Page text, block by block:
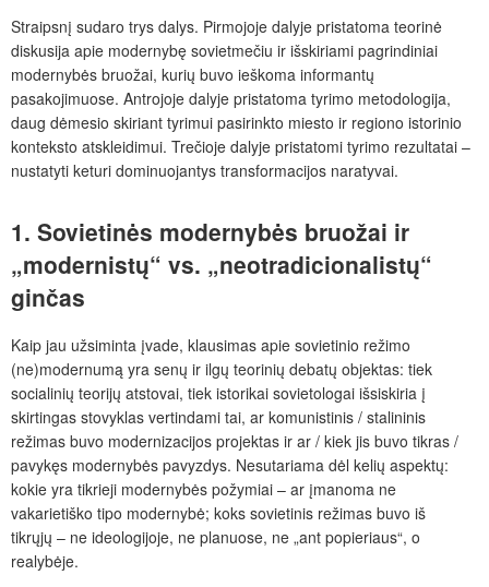
Straipsnį sudaro trys dalys. Pirmojoje dalyje pristatoma teorinė
diskusija apie modernybę sovietmečiu ir išskiriami pagrindiniai
modernybės bruožai, kurių buvo ieškoma informantų
pasakojimuose. Antrojoje dalyje pristatoma tyrimo metodologija,
daug dėmesio skiriant tyrimui pasirinkto miesto ir regiono istorinio
konteksto atskleidimui. Trečioje dalyje pristatomi tyrimo rezultatai –
nustatyti keturi dominuojantys transformacijos naratyvai.
1. Sovietinės modernybės bruožai ir
„modernistų“ vs. „neotradicionalistų“
ginčas
Kaip jau užsiminta įvade, klausimas apie sovietinio režimo
(ne)modernumą yra senų ir ilgų teorinių debatų objektas: tiek
socialinių teorijų atstovai, tiek istorikai sovietologai išsiskiria į
skirtingas stovyklas vertindami tai, ar komunistinis / stalininis
režimas buvo modernizacijos projektas ir ar / kiek jis buvo tikras /
pavykęs modernybės pavyzdys. Nesutariama dėl kelių aspektų:
kokie yra tikrieji modernybės požymiai – ar įmanoma ne
vakarietiško tipo modernybė; koks sovietinis režimas buvo iš
tikrųjų – ne ideologijoje, ne planuose, ne „ant popieriaus“, o
realybėje.